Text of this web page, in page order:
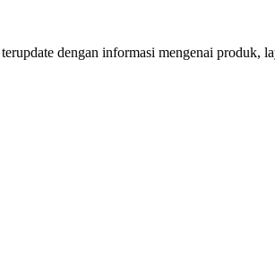
dengan informasi mengenai produk,